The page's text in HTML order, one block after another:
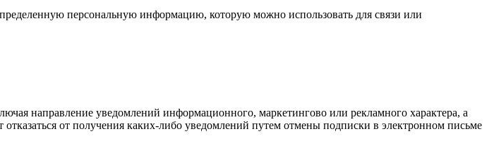
персональную информацию, которую можно использовать для связи или
направление уведомлений информационного, маркетингово или рекламного характера, а
от получения каких-либо уведомлений путем отмены подписки в электронном письме